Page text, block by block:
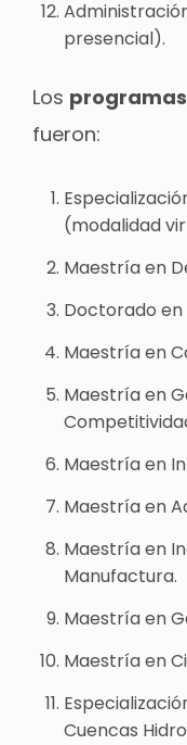
presencial).
Los
fueron:
(modalidad
Maestría en
Doctorado en
Maestría en
Maestría en
Maestría en
Maestría en
Maestría en
Manufactura.
Maestría en
Maestría en
Cuencas